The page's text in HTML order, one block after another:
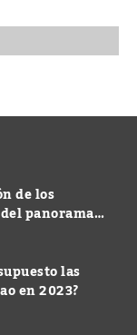
de los
panorama
las
en 2023?